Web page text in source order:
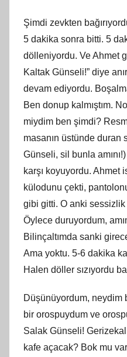
Şimdi zevkten
5 dakika sonra bitti. 5
dölleniyordu. Ve Ahmet
Kaltak Günseli!” diye
devam ediyordu.
Ben donup kalmıştım.
miydim ben şimdi?
masanın üstünde duran
Günseli, sil bunla
karşı koyuyordu. Ahmet
külodunu çekti,
gibi gitti. O anki
Öylece duruyordum,
Bilinçaltımda sanki
Ama yoktu. 5-6 dakika
Halen döller sızıyordu
Düşünüyordum, neydim
bir orospuydum ve
Salak Günseli!
kafe açacak? Bok mu